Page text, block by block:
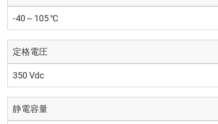
-40～105 ℃
定格電圧
350 Vdc
静電容量